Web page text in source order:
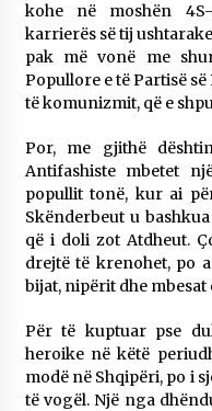
kohe në moshën
karrierës së tij
pak më vonë me
Popullore e të Partisë
të komunizmit, që e
Por, me gjithë
Antifashiste mbetet
popullit tonë, kur ai
Skënderbeut u
që i doli zot Atdheut.
drejtë të krenohet, po
bijat, nipërit dhe mbesat
Për të kuptuar pse
heroike në këtë
modë në Shqipëri, po i
të vogël. Një nga